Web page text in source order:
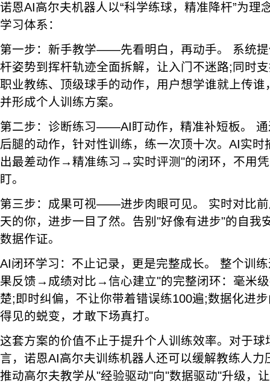
诺恩AI高尔夫机器人以“科学练球，精准降杆”为理
学习体系：
第一步：新手教学——先看明白，再动手。 系统
杆姿势到挥杆轨迹全面拆解，让入门不迷路;同时
职业教练、顶级球手的动作，用户想学谁就上传
并形成个人训练方案。
第二步：诊断练习——AI盯动作，精准补短板。
后腿的动作，针对性训练，练一次顶十次。AI实时
出最差动作→精准练习→实时评测"的闭环，不用
盯。
第三步：成果可视——进步肉眼可见。 实时对比
天的你，进步一目了然。告别"好像有进步"的自我
数据作证。
AI闭环学习：不止记录，更是完整成长。 整个训
果反馈→成绩对比→信心建立"的完整闭环：毫米
楚;即时纠偏，不让你带着错误练100遍;数据化进
得见的蜕变，才敢下场真打。
这套方案的价值不止于提升个人训练效率。对于
言，诺恩AI高尔夫训练机器人还可以缓解教练人力
推动高尔夫教学从"经验驱动"向"数据驱动"升级，